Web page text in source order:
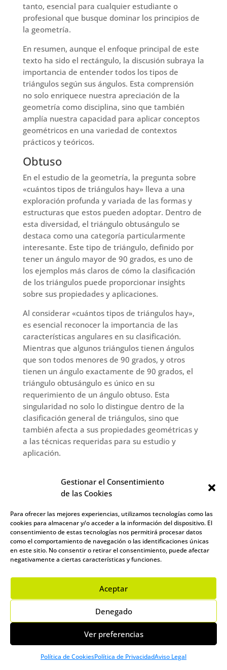
Gestionar el Consentimiento
de las Cookies
Para ofrecer las mejores experiencias, utilizamos tecnologías como las
cookies para almacenar y/o acceder a la información del dispositivo. El
consentimiento de estas tecnologías nos permitirá procesar datos
como el comportamiento de navegación o las identificaciones únicas
en este sitio. No consentir o retirar el consentimiento, puede afectar
negativamente a ciertas características y funciones.
Aceptar
Denegado
Ver preferencias
Política de CookiesPolítica de PrivacidadAviso Legal
tanto, esencial para cualquier estudiante o
profesional que busque dominar los principios de
la geometría.
En resumen, aunque el enfoque principal de este
texto ha sido el rectángulo, la discusión subraya la
importancia de entender todos los tipos de
triángulos según sus ángulos. Esta comprensión
no solo enriquece nuestra apreciación de la
geometría como disciplina, sino que también
amplía nuestra capacidad para aplicar conceptos
geométricos en una variedad de contextos
prácticos y teóricos.
Obtuso
En el estudio de la geometría, la pregunta sobre
«cuántos tipos de triángulos hay» lleva a una
exploración profunda y variada de las formas y
estructuras que estos pueden adoptar. Dentro de
esta diversidad, el triángulo obtusángulo se
destaca como una categoría particularmente
interesante. Este tipo de triángulo, definido por
tener un ángulo mayor de 90 grados, es uno de
los ejemplos más claros de cómo la clasificación
de los triángulos puede proporcionar insights
sobre sus propiedades y aplicaciones.
Al considerar «cuántos tipos de triángulos hay»,
es esencial reconocer la importancia de las
características angulares en su clasificación.
Mientras que algunos triángulos tienen ángulos
que son todos menores de 90 grados, y otros
tienen un ángulo exactamente de 90 grados, el
triángulo obtusángulo es único en su
requerimiento de un ángulo obtuso. Esta
singularidad no solo lo distingue dentro de la
clasificación general de triángulos, sino que
también afecta a sus propiedades geométricas y
a las técnicas requeridas para su estudio y
aplicación.
«cuántos tipos de triángulos hay», también lleva a
consideraciones sobre cómo estos se pueden
arquitectura, la ingeniería y el diseño. El triángulo
obtusángulo, por ejemplo, puede ofrecer
soluciones únicas en la construcción de
estructuras o en la creación de formas artísticas,
demostrando la relevancia práctica de entender
las diversas clasificaciones de triángulos.
Además, el proceso de explorar «cuántos tipos de
triángulos hay» y sus clasificaciones subyacentes
fomenta una apreciación más profunda de la
belleza y la complejidad de la geometría. A través
del estudio de triángulos como el obtusángulo, los
estudiantes y entusiastas pueden descubrir las